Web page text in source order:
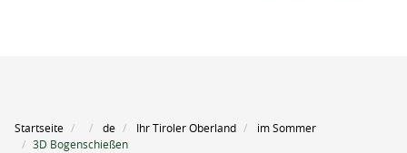
Startseite de Ihr Tiroler Oberland
im Sommer
3D Bogenschießen